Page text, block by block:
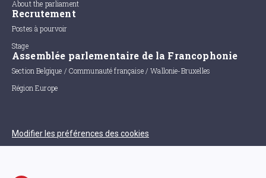
About the parliament
Recrutement
Postes à pourvoir
Stage
Assemblée parlementaire de la Francophonie
Section Belgique / Communauté française / Wallonie-Bruxelles
Région Europe
Modifier les préférences des cookies